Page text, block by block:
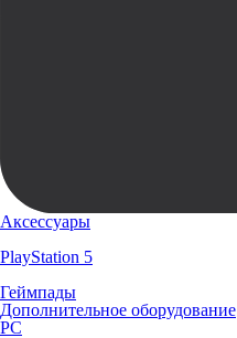
Аксессуары
PlayStation 5
Геймпады
Дополнительное оборудование
PC